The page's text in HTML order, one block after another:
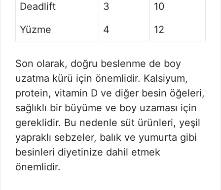
Deadlift
3
10
Yüzme
4 12
Son olarak, doğru beslenme de boy
uzatma kürü için önemlidir. Kalsiyum,
protein, vitamin D ve diğer besin öğeleri,
sağlıklı bir büyüme ve boy uzaması için
gereklidir. Bu nedenle süt ürünleri, yeşil
yapraklı sebzeler, balık ve yumurta gibi
besinleri diyetinize dahil etmek
önemlidir.